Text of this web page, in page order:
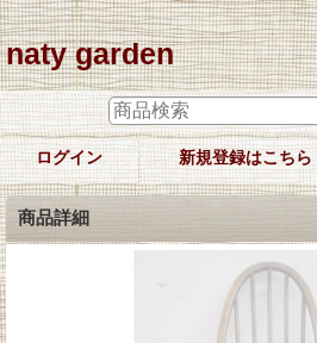
naty garden
ログイン 新規登録はこちら
商品詳細